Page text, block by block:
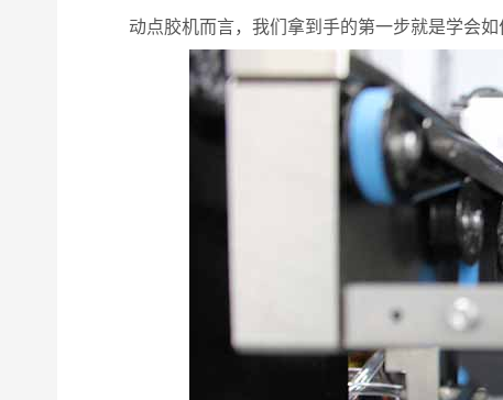
动点胶机而言，我们拿到手的第一步就是学会